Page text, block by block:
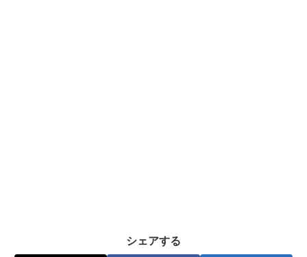
シェアする